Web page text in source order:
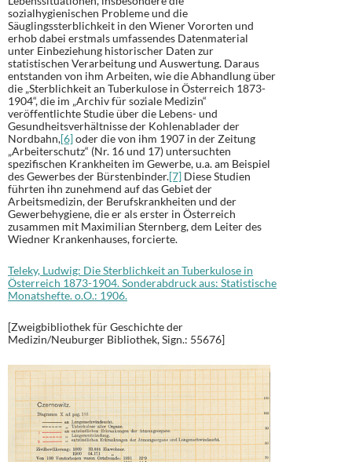
sozialhygienischen Probleme und die
Säuglingssterblichkeit in den Wiener Vororten und
erhob dabei erstmals umfassendes Datenmaterial
unter Einbeziehung historischer Daten zur
statistischen Verarbeitung und Auswertung. Daraus
entstanden von ihm Arbeiten, wie die Abhandlung über
die „Sterblichkeit an Tuberkulose in Österreich 1873-
1904“, die im „Archiv für soziale Medizin“
veröffentlichte Studie über die Lebens- und
Gesundheitsverhältnisse der Kohlenablader der
Nordbahn,[6]oder die von ihm 1907 in der Zeitung
„Arbeiterschutz“ (Nr. 16 und 17) untersuchten
spezifischen Krankheiten im Gewerbe, u.a. am Beispiel
des Gewerbes der Bürstenbinder.[7] Diese Studien
führten ihn zunehmend auf das Gebiet der
Arbeitsmedizin, der Berufskrankheiten und der
Gewerbehygiene, die er als erster in Österreich
zusammen mit Maximilian Sternberg, dem Leiter des
Wiedner Krankenhauses, forcierte.
Teleky, Ludwig: Die Sterblichkeit an Tuberkulose in
Österreich 1873-1904. Sonderabdruck aus: Statistische
Monatshefte. o.O.: 1906.
[Zweigbibliothek für Geschichte der
Medizin/Neuburger Bibliothek, Sign.: 55676]